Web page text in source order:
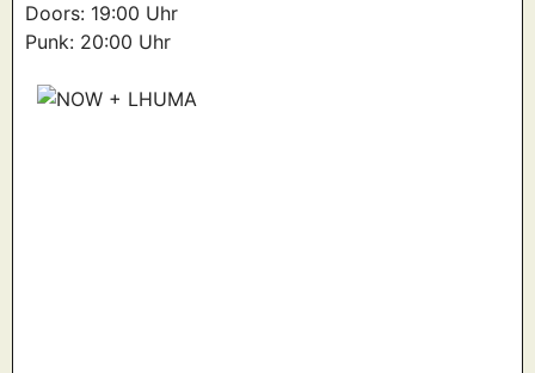
Doors: 19:00 Uhr
Punk: 20:00 Uhr